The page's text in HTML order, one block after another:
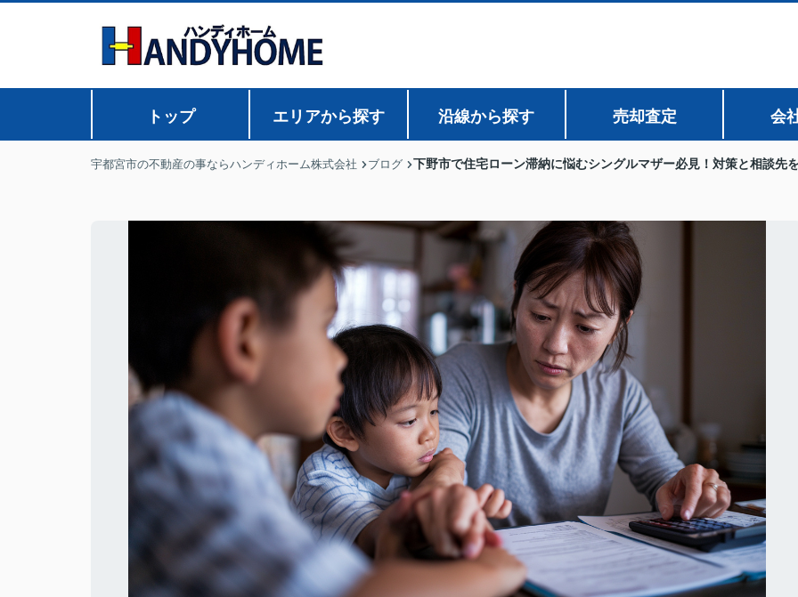
トップ エリアから探す 沿線から探す 売却査定 会
宇都宮市の不動産の事ならハンディホーム株式会社 ブログ 下野市で住宅ローン滞納に悩むシングルマザー必見！対策と相談先